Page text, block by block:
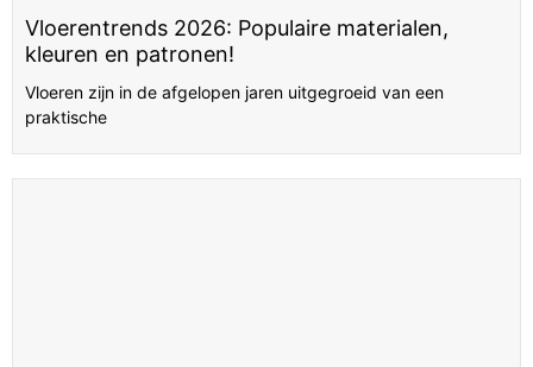
Vloerentrends 2026: Populaire materialen,
kleuren en patronen!
Vloeren zijn in de afgelopen jaren uitgegroeid van een
praktische